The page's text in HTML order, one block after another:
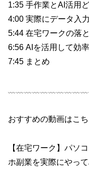
1:35 手作業とAI活用
4:00 実際にデータ入
5:44 在宅ワークの落
6:56 AIを活用して効
7:45 まとめ
おすすめの動画はこち
【在宅ワーク】パソ
ホ副業を実際にやっ